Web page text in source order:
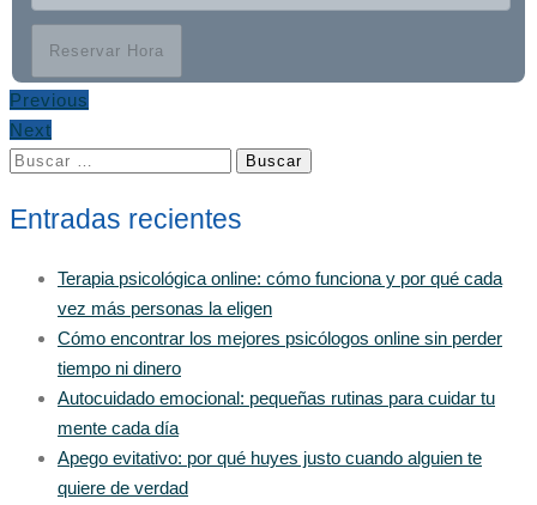
Reservar Hora
Previous
Next
Buscar:
Entradas recientes
Terapia psicológica online: cómo funciona y por qué cada
vez más personas la eligen
Cómo encontrar los mejores psicólogos online sin perder
tiempo ni dinero
Autocuidado emocional: pequeñas rutinas para cuidar tu
mente cada día
Apego evitativo: por qué huyes justo cuando alguien te
quiere de verdad